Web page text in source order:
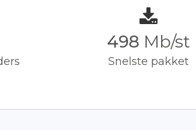
500 Mb/st
Snelste pakket